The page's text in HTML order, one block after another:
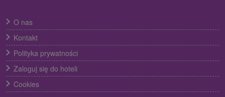
O nas
Kontakt
Polityka prywatności
Zaloguj się do hoteli
Cookies